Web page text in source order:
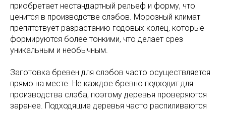
приобретает нестандартный рельеф и форму, что
ценится в производстве слэбов. Морозный климат
препятствует разрастанию годовых колец, которые
формируются более тонкими, что делает срез
уникальным и необычным.
Заготовка бревен для слэбов часто осуществляется
прямо на месте. Не каждое бревно подходит для
производства слэба, поэтому деревья проверяются
заранее. Подходящие деревья часто распиливаются